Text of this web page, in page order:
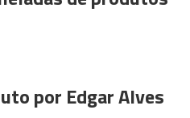
por Edgar Alves